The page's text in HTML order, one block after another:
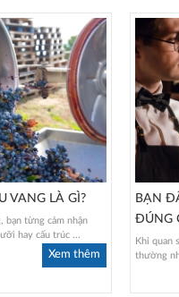
VANG LÀ GÌ?
bạn từng cảm nhận
hay cấu trúc ...
Xem thêm
BẠN
ĐÚNG
Khi quan
thường